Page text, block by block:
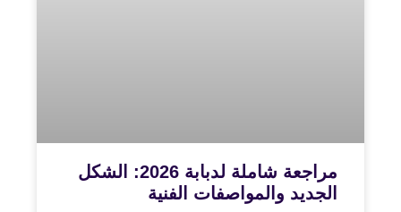
مراجعة شاملة لدبابة 2026: الشكل
الجديد والمواصفات الفنية